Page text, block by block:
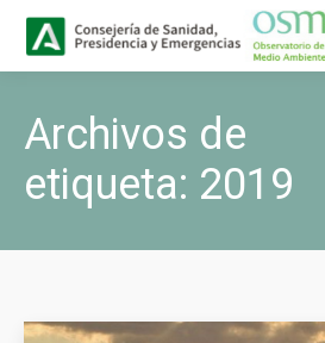
Archivos de
etiqueta: 2019